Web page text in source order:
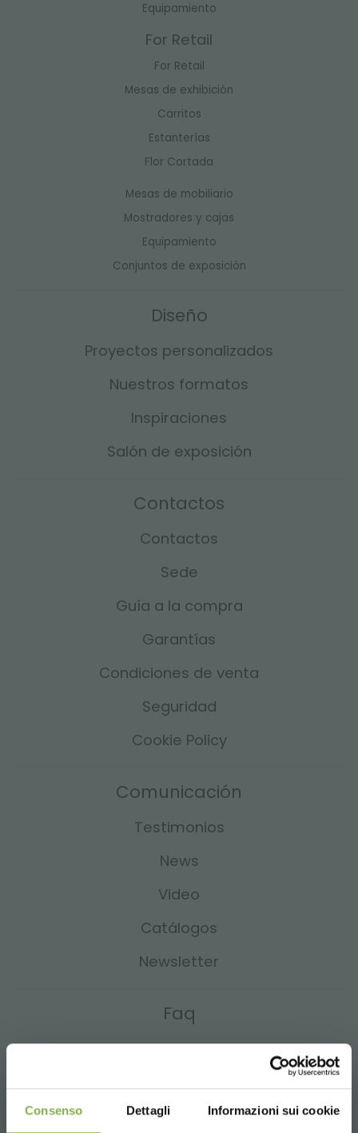
Consenso Dettagli Informazioni sui cookie
Equipamiento
For Retail
For Retail
Mesas de exhibición
Carritos
Estanterías
Flor Cortada
Mesas de mobiliario
Mostradores y cajas
Equipamiento
Conjuntos de exposición
Diseño
Proyectos personalizados
Nuestros formatos
Inspiraciones
Salón de exposición
Contactos
Contactos
Sede
Guía a la compra
Garantías
Condiciones de venta
Seguridad
Cookie Policy
Comunicación
Testimonios
News
Video
Catálogos
Newsletter
Faq
Búsquedas principales